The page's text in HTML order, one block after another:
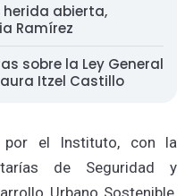
herida abierta,
Ramírez
sobre la Ley General
Itzel Castillo
por el Instituto, con la
de Seguridad y
Urbano Sostenible,